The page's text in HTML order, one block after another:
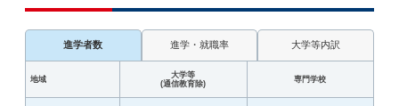
進学者数 進学・就職率 大学等内訳
地域
大学等
(通信教育除)
専門学校